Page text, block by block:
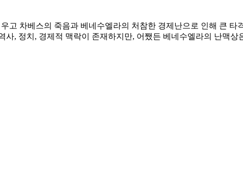
고 차베스의 죽음과 베네수엘라의 처참한 경제난으로 인해 큰 타
, 정치, 경제적 맥락이 존재하지만, 어쨌든 베네수엘라의 난맥상